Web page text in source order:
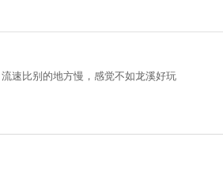
速比别的地方慢，感觉不如龙溪好玩